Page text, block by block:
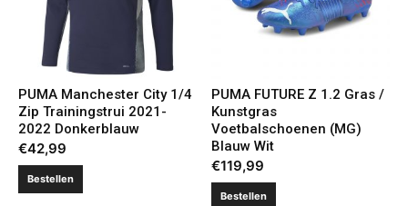
PUMA Manchester City 1/4
Zip Trainingstrui 2021-
2022 Donkerblauw
€42,99
Bestellen
PUMA FUTURE Z 1.2 Gras /
Kunstgras
Voetbalschoenen (MG)
Blauw Wit
€119,99
Bestellen